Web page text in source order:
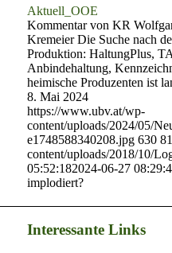
Aktuell_OOE
Kommentar von KR
Kremeier Die Suche nach
Produktion: HaltungPlus,
Anbindehaltung,
heimische Produzenten ist
8. Mai 2024
https://www.ubv.at/wp-
content/uploads/2024/05/
e1748588340208.jpg 630
content/uploads/2018/10/
05:52:182024-06-27
implodiert?
Interessante Links